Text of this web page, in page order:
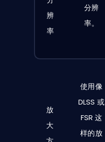
辨
率
分辨
率。
放
大
使用像
DLSS 或
FSR 这
样的放